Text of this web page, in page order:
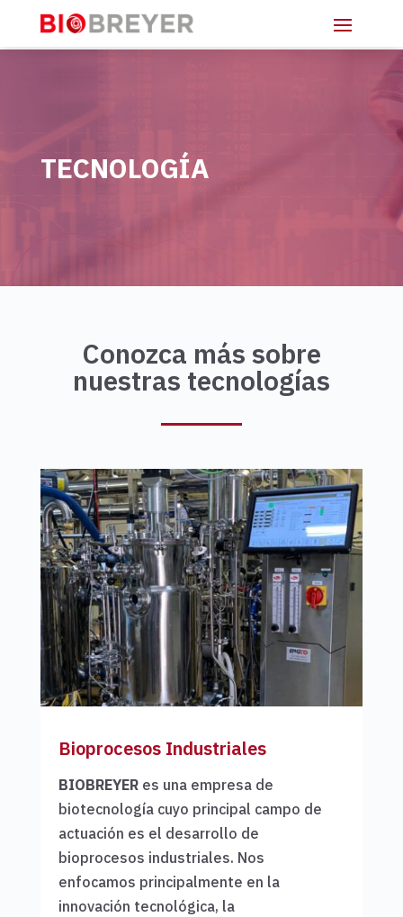
TECNOLOGÍA
Conozca más sobre
nuestras tecnologías
Bioprocesos Industriales
BIOBREYERes una empresa de
biotecnología cuyo principal campo de
actuación es el desarrollo de
bioprocesos industriales. Nos
enfocamos principalmente en la
innovación tecnológica, la